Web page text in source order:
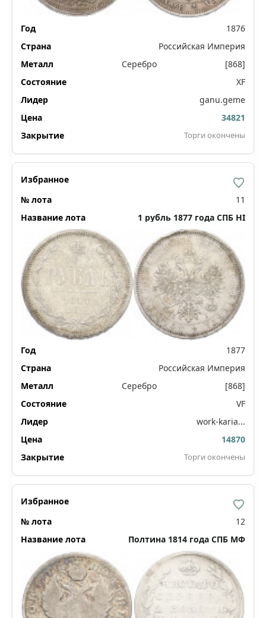
1876
Российская Империя
Серебро
[868]
XF
ganu.geme
34821
Торги окончены
11
1 рубль 1877 года СПБ НI
1877
Российская Империя
Серебро
[868]
VF
work-karia...
14870
Торги окончены
12
Полтина 1814 года СПБ МФ